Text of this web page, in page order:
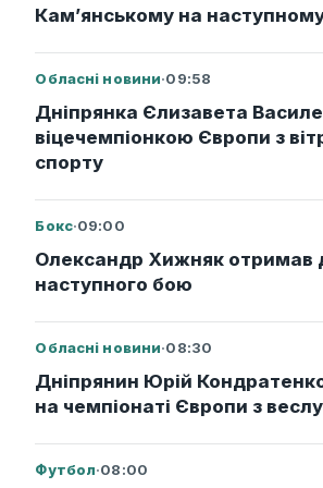
Кам’янському на
Обласні новини·09:58
Дніпрянка Єлизавета
віцечемпіонкою Європи з
спорту
Бокс·09:00
Олександр Хижняк отримав
наступного бою
Обласні новини·08:30
Дніпрянин Юрій
на чемпіонаті Європи з
Футбол·08:00